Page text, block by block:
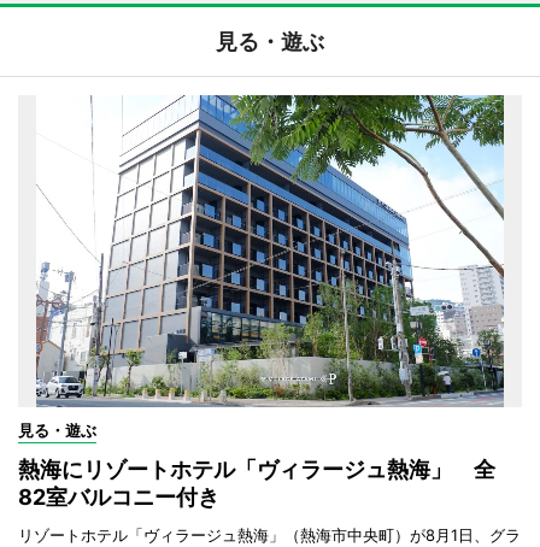
見る・遊ぶ
見る・遊ぶ
熱海にリゾートホテル「ヴィラージュ熱海」 全
82室バルコニー付き
リゾートホテル「ヴィラージュ熱海」（熱海市中央町）が8月1日、グラ